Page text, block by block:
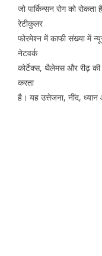
जो पार्किन्सन रोग को
रेटीकुलर
फोरमेश्न में काफी संख्या में
नेटवर्क
कोर्टेक्स, थैलेमस और रीढ़
करता
है। यह उत्तेजना, नींद, ध्यान